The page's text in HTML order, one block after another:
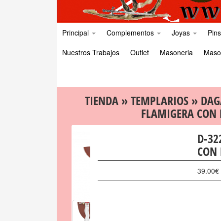
Principal Complementos Joyas
Pins
Nuestros Trabajos
Outlet Masoneria
TIENDA »TEMPLARIOS »
FLAMIGERA CON
D-
CON
39.00€